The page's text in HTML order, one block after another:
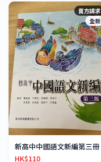
賣方請求
全新
新高中中國語文新編第三冊
HK$110